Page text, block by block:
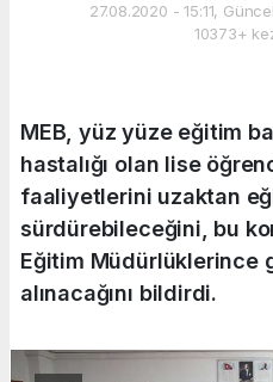
27.08.2020 - 15:11,
10373+
MEB, yüz yüze eğitim
hastalığı olan lise
faaliyetlerini uzaktan
sürdürebileceğini, bu
Eğitim Müdürlüklerince
alınacağını bildirdi.